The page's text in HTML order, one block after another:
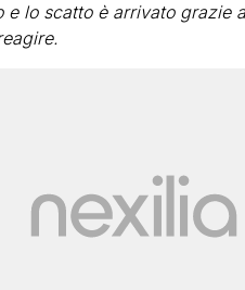
e lo scatto è arrivato grazie